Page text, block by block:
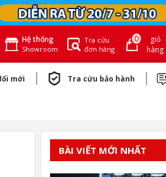
Hệ thống
Showroom
Tra cứu
đơn hàng
0
giỏ
hàng
mới Tra cứu bảo hành
BÀI VIẾT MỚI NHẤT